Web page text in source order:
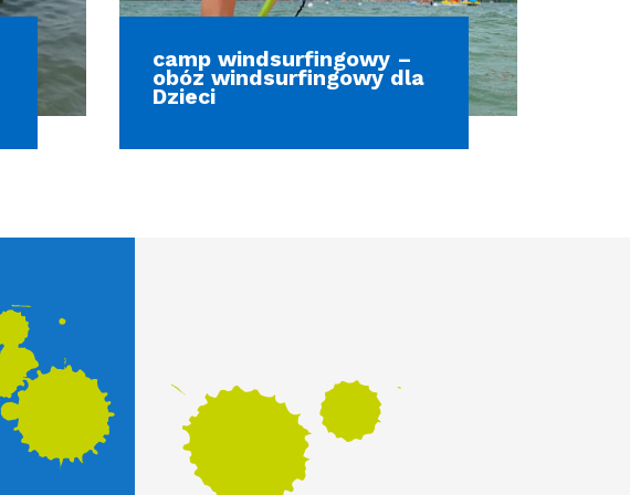
camp windsurfingowy –
obóz windsurfingowy dla
Dzieci